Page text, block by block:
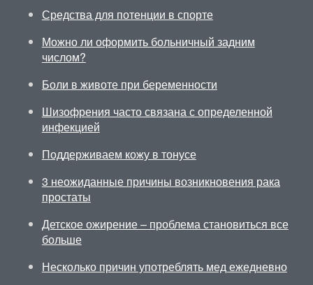
Средства для потенции в спорте
Можно ли оформить больничный задним
числом?
Боли в животе при беременности
Шизофрения часто связана с определенной
инфекцией
Поддерживаем кожу в тонусе
3 неожиданные причины возникновения рака
простаты
Детское ожирение – проблема становиться все
больше
Несколько причин употреблять мед ежедневно